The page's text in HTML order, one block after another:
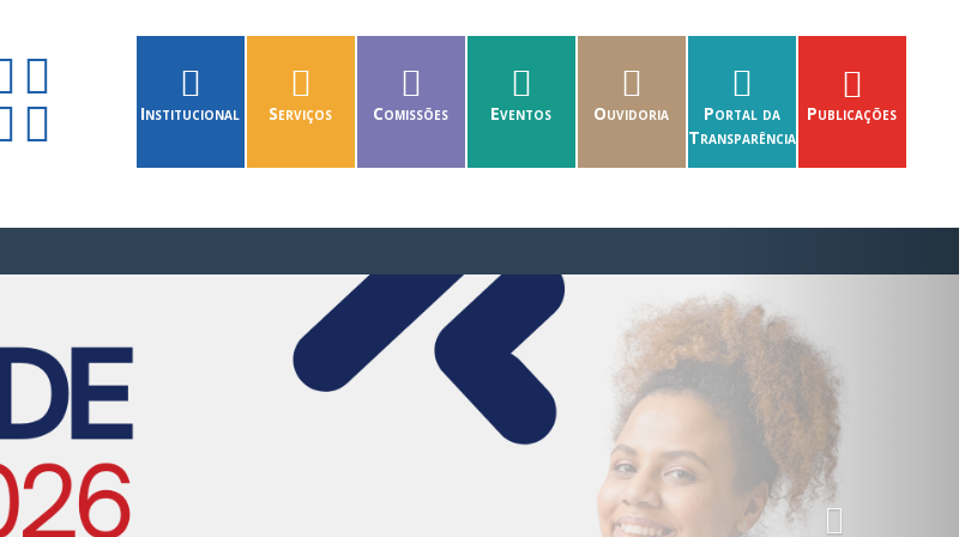
Institucional Serviços Comissões Eventos Ouvidoria
Portal da
Transparência
Publicações